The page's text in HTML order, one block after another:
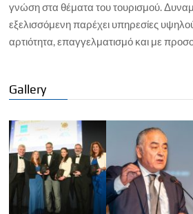
γνώση στα θέματα του τουρισμού.
εξελισσόμενη παρέχει υπηρεσίες
αρτιότητα, επαγγελματισμό και με
Gallery